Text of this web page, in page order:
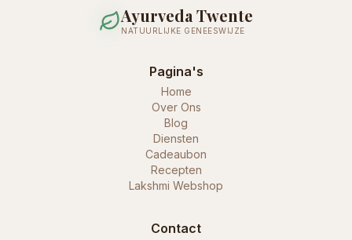
Ayurveda Twente
NATUURLIJKE GENEESWIJZE
Pagina's
Home
Over Ons
Blog
Diensten
Cadeaubon
Recepten
Lakshmi Webshop
Contact